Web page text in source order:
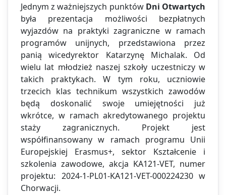
Jednym z ważniejszych punktów Dni Otwartych
była prezentacja możliwości bezpłatnych
wyjazdów na praktyki zagraniczne w ramach
programów unijnych, przedstawiona przez
panią wicedyrektor Katarzynę Michalak. Od
wielu lat młodzież naszej szkoły uczestniczy w
takich praktykach. W tym roku, uczniowie
trzecich klas technikum wszystkich zawodów
będą doskonalić swoje umiejętności już
wkrótce, w ramach akredytowanego projektu
staży zagranicznych. Projekt jest
współfinansowany w ramach programu Unii
Europejskiej Erasmus+, sektor Kształcenie i
szkolenia zawodowe, akcja KA121-VET, numer
projektu: 2024-1-PL01-KA121-VET-000224230 w
Chorwacji.